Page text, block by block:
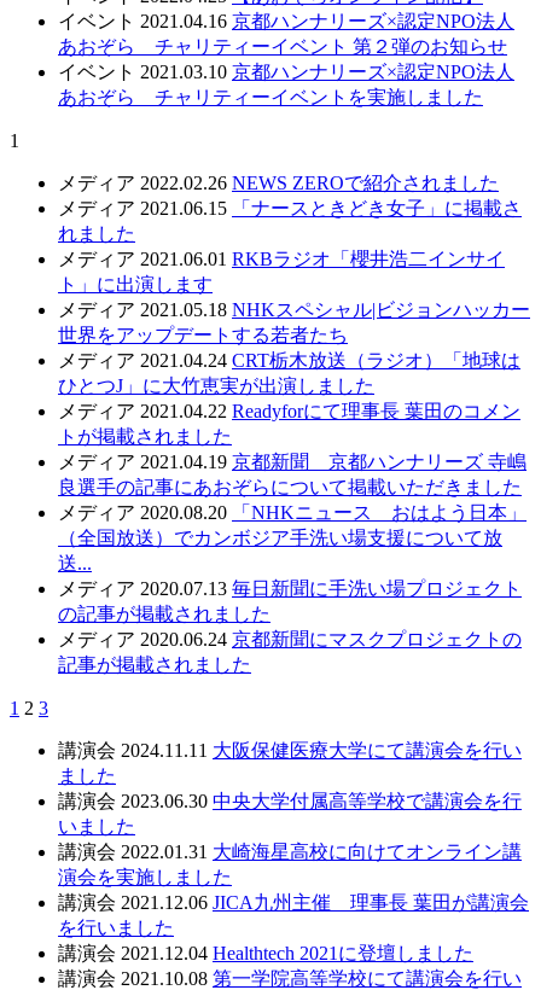
イベント 2021.04.16 京都ハンナリーズ×認定NPO法人
あおぞら チャリティーイベント 第２弾のお知らせ
イベント 2021.03.10 京都ハンナリーズ×認定NPO法人
あおぞら チャリティーイベントを実施しました
1
メディア 2022.02.26 NEWS ZEROで紹介されました
メディア 2021.06.15
「ナースときどき女子」に掲載さ
れました
メディア 2021.06.01 RKBラジオ「櫻井浩二インサイ
ト」に出演します
メディア 2021.05.18 NHKスペシャル|ビジョンハッカー
世界をアップデートする若者たち
メディア 2021.04.24 CRT栃木放送（ラジオ）「地球は
ひとつJ」に大竹恵実が出演しました
メディア 2021.04.22 Readyforにて理事長 葉田のコメン
トが掲載されました
メディア 2021.04.19 京都新聞 京都ハンナリーズ 寺嶋
良選手の記事にあおぞらについて掲載いただきました
メディア 2020.08.20
「NHKニュース おはよう日本」
（全国放送）でカンボジア手洗い場支援について放
送...
メディア 2020.07.13 毎日新聞に手洗い場プロジェクト
の記事が掲載されました
メディア 2020.06.24 京都新聞にマスクプロジェクトの
記事が掲載されました
1 2 3
講演会 2024.11.11 大阪保健医療大学にて講演会を行い
ました
講演会 2023.06.30 中央大学付属高等学校で講演会を行
いました
講演会 2022.01.31 大崎海星高校に向けてオンライン講
演会を実施しました
講演会 2021.12.06 JICA九州主催 理事長 葉田が講演会
を行いました
講演会 2021.12.04 Healthtech 2021に登壇しました
講演会 2021.10.08 第一学院高等学校にて講演会を行い